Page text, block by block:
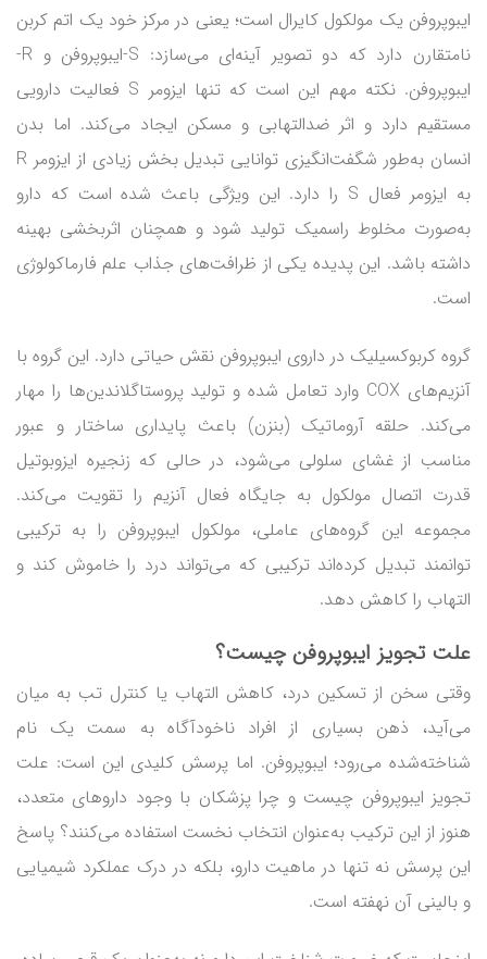
ایبوپروفن یک مولکول کایرال است؛ یعنی در مرکز خود یک اتم کربن
نامتقارن دارد که دو تصویر آینه‌ای می‌سازد: S-ایبوپروفن و R-
ایبوپروفن. نکته مهم این است که تنها ایزومر S فعالیت دارویی
مستقیم دارد و اثر ضدالتهابی و مسکن ایجاد می‌کند. اما بدن
انسان به‌طور شگفت‌انگیزی توانایی تبدیل بخش زیادی از ایزومر R
به ایزومر فعال S را دارد. این ویژگی باعث شده است که دارو
به‌صورت مخلوط راسمیک تولید شود و همچنان اثربخشی بهینه
داشته باشد. این پدیده یکی از ظرافت‌های جذاب علم فارماکولوژی
است.
گروه کربوکسیلیک در داروی ایبوپروفن نقش حیاتی دارد. این گروه با
آنزیم‌های COX وارد تعامل شده و تولید پروستاگلاندین‌ها را مهار
می‌کند. حلقه آروماتیک (بنزن) باعث پایداری ساختار و عبور
مناسب از غشای سلولی می‌شود، در حالی که زنجیره ایزوبوتیل
قدرت اتصال مولکول به جایگاه فعال آنزیم را تقویت می‌کند.
مجموعه این گروه‌های عاملی، مولکول ایبوپروفن را به ترکیبی
توانمند تبدیل کرده‌اند ترکیبی که می‌تواند درد را خاموش کند و
التهاب را کاهش دهد.
علت تجویز ایبوپروفن چیست؟
وقتی سخن از تسکین درد، کاهش التهاب یا کنترل تب به میان
می‌آید، ذهن بسیاری از افراد ناخودآگاه به سمت یک نام
شناخته‌شده می‌رود؛ ایبوپروفن. اما پرسش کلیدی این است: علت
تجویز ایبوپروفن چیست و چرا پزشکان با وجود داروهای متعدد،
هنوز از این ترکیب به‌عنوان انتخاب نخست استفاده می‌کنند؟ پاسخ
این پرسش نه تنها در ماهیت دارو، بلکه در درک عملکرد شیمیایی
و بالینی آن نهفته است.